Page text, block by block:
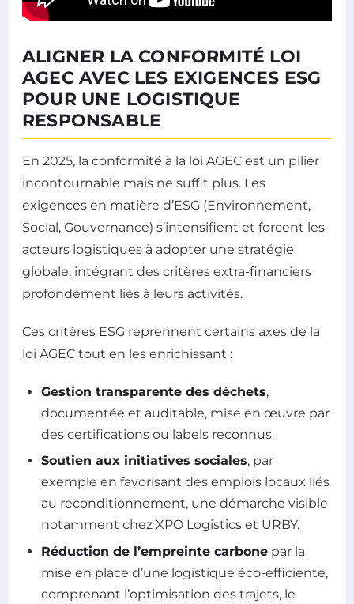
ALIGNER LA CONFORMITÉ LOI
AGEC AVEC LES EXIGENCES ESG
POUR UNE LOGISTIQUE
RESPONSABLE
En 2025, la conformité à la loi AGEC est un pilier
incontournable mais ne suffit plus. Les
exigences en matière d’ESG (Environnement,
Social, Gouvernance) s’intensifient et forcent les
acteurs logistiques à adopter une stratégie
globale, intégrant des critères extra-financiers
profondément liés à leurs activités.
Ces critères ESG reprennent certains axes de la
loi AGEC tout en les enrichissant :
Gestion transparente des déchets,
documentée et auditable, mise en œuvre par
des certifications ou labels reconnus.
Soutien aux initiatives sociales, par
exemple en favorisant des emplois locaux liés
au reconditionnement, une démarche visible
notamment chez XPO Logistics et URBY.
Réduction de l’empreinte carbone par la
mise en place d’une logistique éco-efficiente,
comprenant l’optimisation des trajets, le